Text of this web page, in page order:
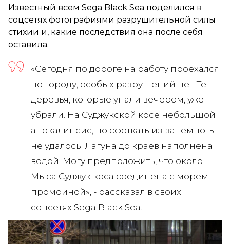
Известный всем Sega Black Sea поделился в
соцсетях фотографиями разрушительной силы
стихии и, какие последствия она после себя
оставила.
«Сегодня по дороге на работу проехался
по городу, особых разрушений нет. Те
деревья, которые упали вечером, уже
убрали. На Суджукской косе небольшой
апокалипсис, но сфоткать из-за темноты
не удалось. Лагуна до краёв наполнена
водой. Могу предположить, что около
Мыса Суджук коса соединена с морем
промоиной», - рассказал в своих
соцсетях Sega Black Sea.